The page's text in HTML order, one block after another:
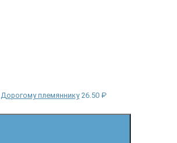
Дорогому племяннику 26.50 ₽